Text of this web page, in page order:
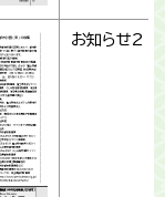
お知らせ2